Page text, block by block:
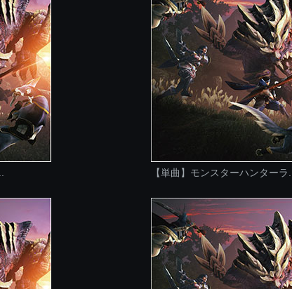
【単曲】モンスターハンターラ...